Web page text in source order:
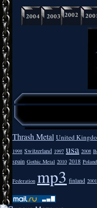
Thrash Metal United
1998 Switzerland 1997 usa 2008
spain Gothic Metal 2010 2018 Poland
Federation mp3 finland 2001